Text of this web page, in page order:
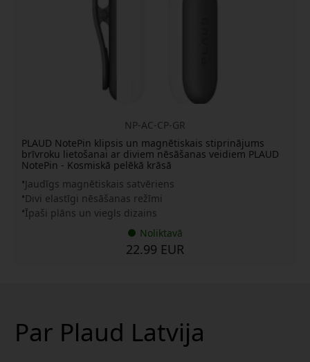
NP-AC-CP-GR
PLAUD NotePin klipsis un magnētiskais stiprinājums
brīvroku lietošanai ar diviem nēsāšanas veidiem PLAUD
NotePin - Kosmiskā pelēkā krāsā
Jaudīgs magnētiskais satvēriens
Divi elastīgi nēsāšanas režīmi
Īpaši plāns un viegls dizains
Noliktavā
22.99 EUR
Par Plaud Latvija